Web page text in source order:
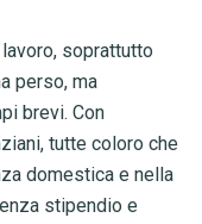
soprattutto
perso, ma
brevi. Con
tutte coloro che
domestica e nella
stipendio e